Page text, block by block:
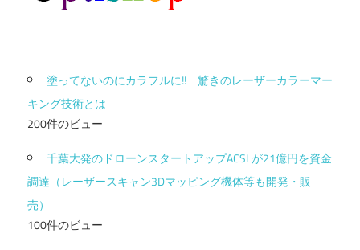
塗ってないのにカラフルに!! 驚きのレーザーカラーマー
キング技術とは
200件のビュー
千葉大発のドローンスタートアップACSLが21億円を資金
調達（レーザースキャン3Dマッピング機体等も開発・販
売）
100件のビュー